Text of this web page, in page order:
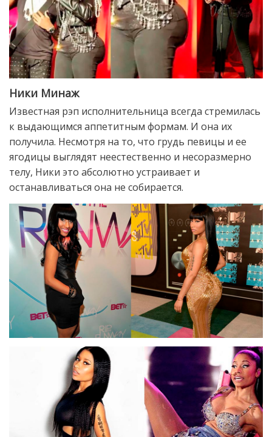
Ники Минаж
Известная рэп исполнительница всегда стремилась
к выдающимся аппетитным формам. И она их
получила. Несмотря на то, что грудь певицы и ее
ягодицы выглядят неестественно и несоразмерно
телу, Ники это абсолютно устраивает и
останавливаться она не собирается.